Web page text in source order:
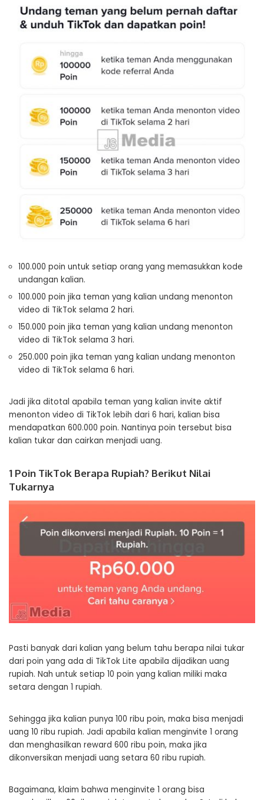
100.000 poin untuk setiap orang yang memasukkan kode
undangan kalian.
100.000 poin jika teman yang kalian undang menonton
video di TikTok selama 2 hari.
150.000 poin jika teman yang kalian undang menonton
video di TikTok selama 3 hari.
250.000 poin jika teman yang kalian undang menonton
video di TikTok selama 6 hari.
Jadi jika ditotal apabila teman yang kalian invite aktif
menonton video di TikTok lebih dari 6 hari, kalian bisa
mendapatkan 600.000 poin. Nantinya poin tersebut bisa
kalian tukar dan cairkan menjadi uang.
1 Poin TikTok Berapa Rupiah? Berikut Nilai
Tukarnya
Pasti banyak dari kalian yang belum tahu berapa nilai tukar
dari poin yang ada di TikTok Lite apabila dijadikan uang
rupiah. Nah untuk setiap 10 poin yang kalian miliki maka
setara dengan 1 rupiah.
Sehingga jika kalian punya 100 ribu poin, maka bisa menjadi
uang 10 ribu rupiah. Jadi apabila kalian menginvite 1 orang
dan menghasilkan reward 600 ribu poin, maka jika
dikonversikan menjadi uang setara 60 ribu rupiah.
Bagaimana, klaim bahwa menginvite 1 orang bisa